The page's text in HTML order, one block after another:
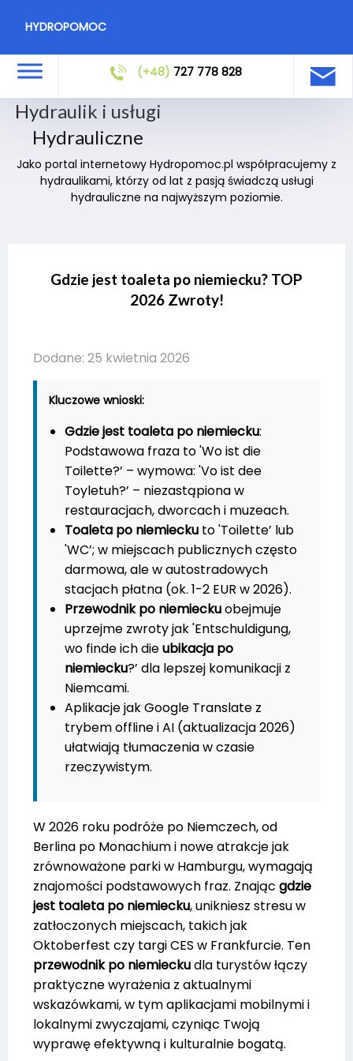
HYDROPOMOC
(+48) 727 778 828
Hydraulik i usługi
Hydrauliczne
Jako portal internetowy Hydropomoc.pl współpracujemy z
hydraulikami, którzy od lat z pasją świadczą usługi
hydrauliczne na najwyższym poziomie.
Gdzie jest toaleta po niemiecku? TOP
2026 Zwroty!
Dodane: 25 kwietnia 2026
Kluczowe wnioski:
Gdzie jest toaleta po niemiecku:
Podstawowa fraza to 'Wo ist die
Toilette?’ – wymowa: 'Vo ist dee
Toyletuh?’ – niezastąpiona w
restauracjach, dworcach i muzeach.
Toaleta po niemiecku to 'Toilette’ lub
'WC’; w miejscach publicznych często
darmowa, ale w autostradowych
stacjach płatna (ok. 1-2 EUR w 2026).
Przewodnik po niemieckuobejmuje
uprzejme zwroty jak 'Entschuldigung,
wo finde ich dieubikacja po
niemiecku?’ dla lepszej komunikacji z
Niemcami.
Aplikacje jak Google Translate z
trybem offline i AI (aktualizacja 2026)
ułatwiają tłumaczenia w czasie
rzeczywistym.
W 2026 roku podróże po Niemczech, od
Berlina po Monachium i nowe atrakcje jak
zrównoważone parki w Hamburgu, wymagają
znajomości podstawowych fraz. Znając gdzie
jest toaleta po niemiecku, unikniesz stresu w
zatłoczonych miejscach, takich jak
Oktoberfest czy targi CES w Frankfurcie. Ten
przewodnik po niemieckudla turystów łączy
praktyczne wyrażenia z aktualnymi
wskazówkami, w tym aplikacjami mobilnymi i
lokalnymi zwyczajami, czyniąc Twoją
wyprawę efektywną i kulturalnie bogatą.